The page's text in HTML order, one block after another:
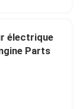
électrique
Parts